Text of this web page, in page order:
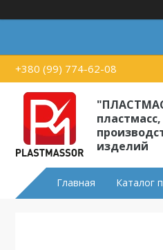
+380 (99) 774-62-08
изделий
Главная Каталог